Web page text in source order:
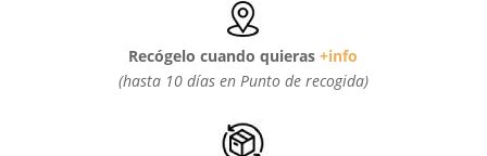
Recógelo cuando quieras+info
(hasta 10 días en Punto de recogida)